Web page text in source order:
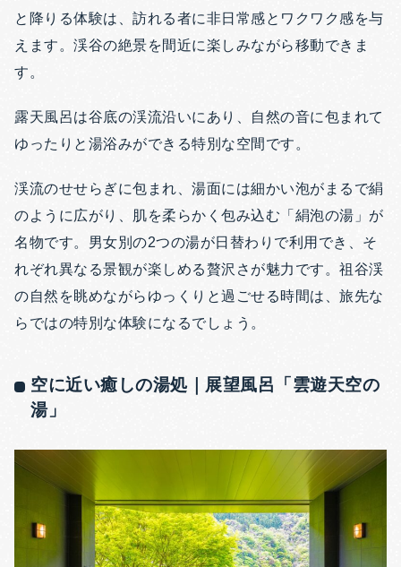
と降りる体験は、訪れる者に非日常感とワクワク感を与
えます。渓谷の絶景を間近に楽しみながら移動できま
す。
露天風呂は谷底の渓流沿いにあり、自然の音に包まれて
ゆったりと湯浴みができる特別な空間です。
渓流のせせらぎに包まれ、湯面には細かい泡がまるで絹
のように広がり、肌を柔らかく包み込む「絹泡の湯」が
名物です。男女別の2つの湯が日替わりで利用でき、そ
れぞれ異なる景観が楽しめる贅沢さが魅力です。祖谷渓
の自然を眺めながらゆっくりと過ごせる時間は、旅先な
らではの特別な体験になるでしょう。
空に近い癒しの湯処｜展望風呂「雲遊天空の
湯」